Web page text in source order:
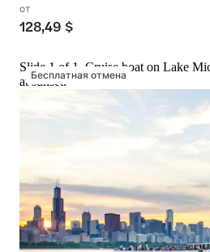
от
128,49 $
Бесплатная отмена
Slide 1 of 1, Cruise boat on Lake
at sunset.